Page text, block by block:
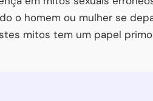
o homem ou mulher se
mitos tem um papel